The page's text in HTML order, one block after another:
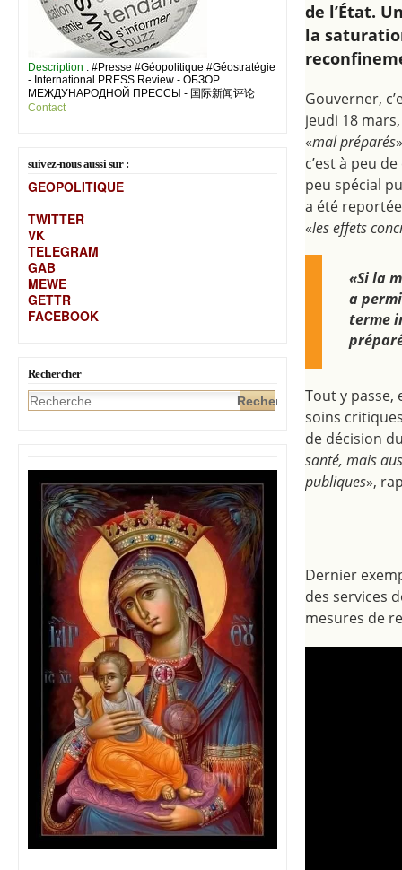
Description : #Presse #Géopolitique #Géostratégie
- International PRESS Review - ОБЗОР
МЕЖДУНАРОДНОЙ ПРЕССЫ - 国际新闻评论
Contact
suivez-nous aussi sur :
GEOPOLITIQUE
TWITTER
VK
TELEGRAM
GAB
MEWE
GETTR
FACEBOOK
Rechercher
de l’État.
la
Gouverner,
jeudi 18
«mal préparés
c’est à peu
peu spécial
a été
«les effets
«Si la
a
terme
Tout y passe,
soins
de décision
santé, mais
publiques»,
​Dernier
des services
mesures de